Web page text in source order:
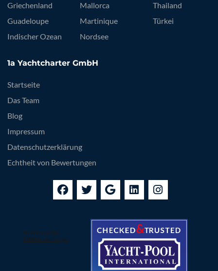
Griechenland
Guadeloupe
Indischer Ozean
Mallorca
Martinique
Nordsee
Thailand
Türkei
1a Yachtcharter GmbH
Startseite
Das Team
Blog
Impressum
Datenschutzerklärung
Echtheit von Bewertungen